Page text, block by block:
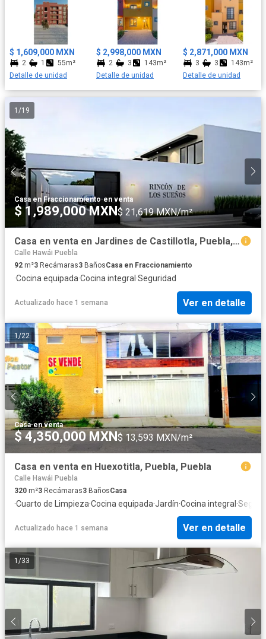
con concina integral equipada con estufa completa, preparación
para aire acondicionado. El roof garden de todas las viviendas
cuentan con medio baño, pergolado con vidrio templado, fire pet,
preparación para jacuzzi y cocineta. Amenidades: - Áreas verdes
con asadores. - Juegos infantiles. - Canchas de usos múltiples. -
Canchas de pasto sintético. - Cancha de pádel. - Andadores con
500 metros de Liverpool. Aceptamos todo tipo de crédito y
asesoría gratis, aparta con $10,000.00
$ 1,609,000 MXN
2 1
55m²
Detalle de unidad
$ 2,998,000 MXN
2 3
143m²
Detalle de unidad
$ 2,871,000 MXN
3 3
143m²
Detalle de unidad
1 /19
Casa en Fraccionamiento·en venta
$ 1,989,000 MXN $ 21,619 MXN/m²
Casa en venta en Jardines de Castillotla, Puebla, Puebla
Calle Hawái Puebla
92 m²3 Recámaras3 BañosCasa en Fraccionamiento
·Cocina equipada·Cocina integral ·Seguridad
Actualizado hace 1 semana Ver en detalle
1 /22
Casa·en venta
$ 4,350,000 MXN$ 13,593 MXN/m²
Casa en venta en Huexotitla, Puebla, Puebla
Calle Hawái Puebla
320 m²3 Recámaras3 BañosCasa
·Cuarto de Limpieza·Cocina equipada·Jardín·Cocina integral ·
Actualizado hace 1 semana Ver en detalle
1 /33